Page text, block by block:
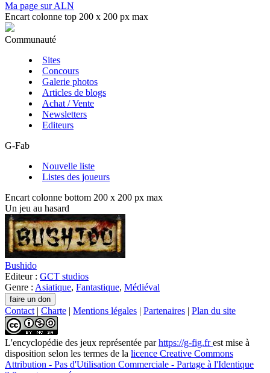
Ma page sur ALN
Encart colonne top 200 x 200 px max
Communauté
Sites
Concours
Galerie photos
Articles de blogs
Achat / Vente
Newsletters
Editeurs
G-Fab
Nouvelle liste
Listes des joueurs
Encart colonne bottom 200 x 200 px max
Un jeu au hasard
Bushido
Editeur : GCT studios
Genre : Asiatique, Fantastique, Médiéval
Contact | Charte | Mentions légales | Partenaires | Plan du site
L'encyclopédie des jeux représentée parhttps://g-fig.frest mise à
disposition selon les termes de la licence Creative Commons
Attribution - Pas d'Utilisation Commerciale - Partage à l'Identique